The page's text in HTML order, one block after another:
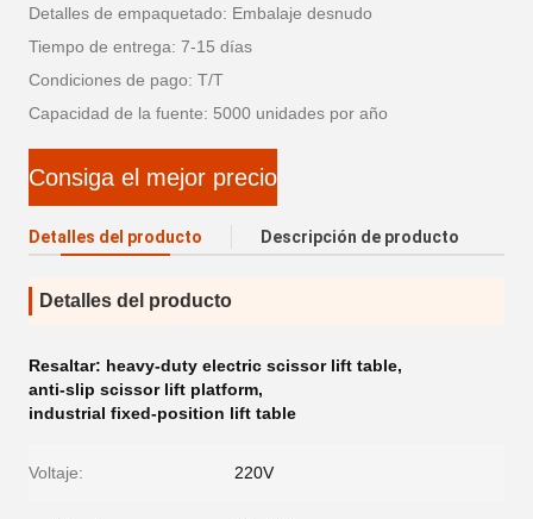
Detalles de empaquetado: Embalaje desnudo
Tiempo de entrega: 7-15 días
Condiciones de pago: T/T
Capacidad de la fuente: 5000 unidades por año
Consiga el mejor precio
Detalles del producto Descripción de producto
Detalles del producto
Resaltar: heavy-duty electric scissor lift table,
anti-slip scissor lift platform,
industrial fixed-position lift table
Voltaje: 220V